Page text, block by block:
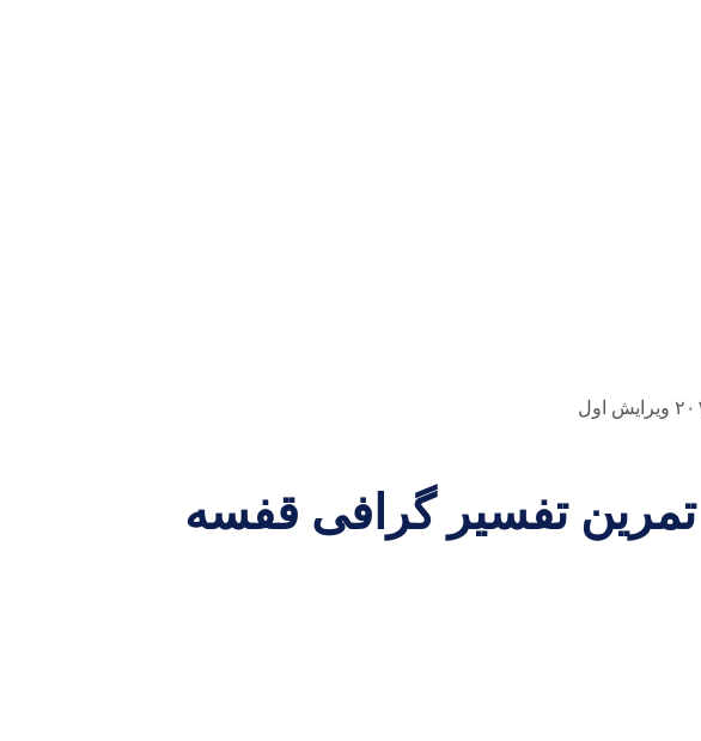
کتاب راهنمای غیررسمی رادیولوژی: ۱۰۰ تمرین تفسیر گرافی قفسه